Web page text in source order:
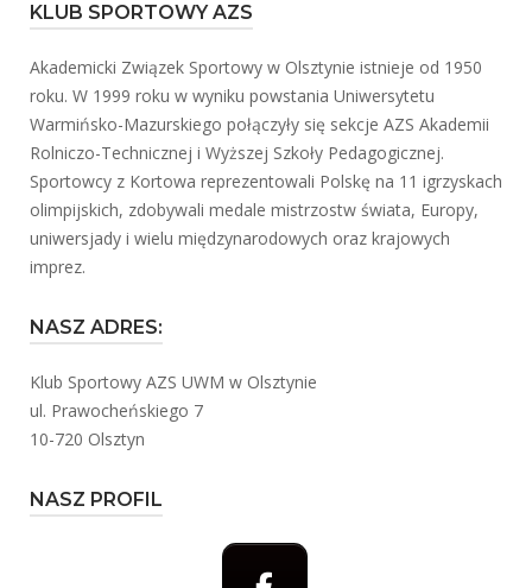
KLUB SPORTOWY AZS
Akademicki Związek Sportowy w Olsztynie istnieje od 1950
roku. W 1999 roku w wyniku powstania Uniwersytetu
Warmińsko-Mazurskiego połączyły się sekcje AZS Akademii
Rolniczo-Technicznej i Wyższej Szkoły Pedagogicznej.
Sportowcy z Kortowa reprezentowali Polskę na 11 igrzyskach
olimpijskich, zdobywali medale mistrzostw świata, Europy,
uniwersjady i wielu międzynarodowych oraz krajowych
imprez.
NASZ ADRES:
Klub Sportowy AZS UWM w Olsztynie
ul. Prawocheńskiego 7
10-720 Olsztyn
NASZ PROFIL